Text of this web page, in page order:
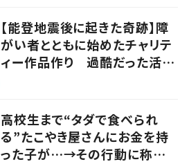
【能登地震後に起きた奇跡】障
がい者とともに始めたチャリテ
ィー作品作り 過酷だった活動
高校生まで“タダで食べられ
る”たこやき屋さんにお金を持
った子が…→その行動に称賛